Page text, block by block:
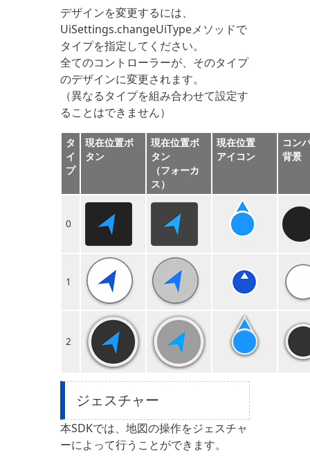
デザインを変更するには、
UiSettings.changeUiTypeメソッドで
タイプを指定してください。
全てのコントローラーが、そのタイプ
のデザインに変更されます。
（異なるタイプを組み合わせて設定す
ることはできません）
タ
イ
プ
現在位置ボ
タン
現在位置ボ
タン
（フォーカ
ス）
現在位置
アイコン
コン
背景
0
1
2
ジェスチャー
本SDKでは、地図の操作をジェスチャ
ーによって行うことができます。